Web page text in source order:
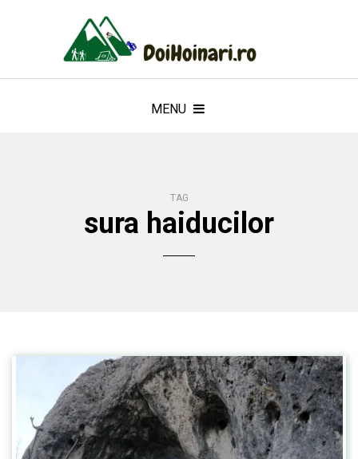
MENU
TAG
sura haiducilor